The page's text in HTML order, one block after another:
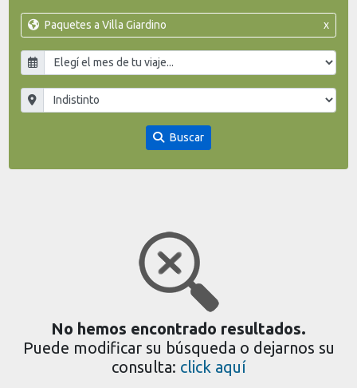
Paquetes a Villa Giardino x
Buscar
No hemos encontrado resultados.
Puede modificar su búsqueda o dejarnos su
consulta: click aquí